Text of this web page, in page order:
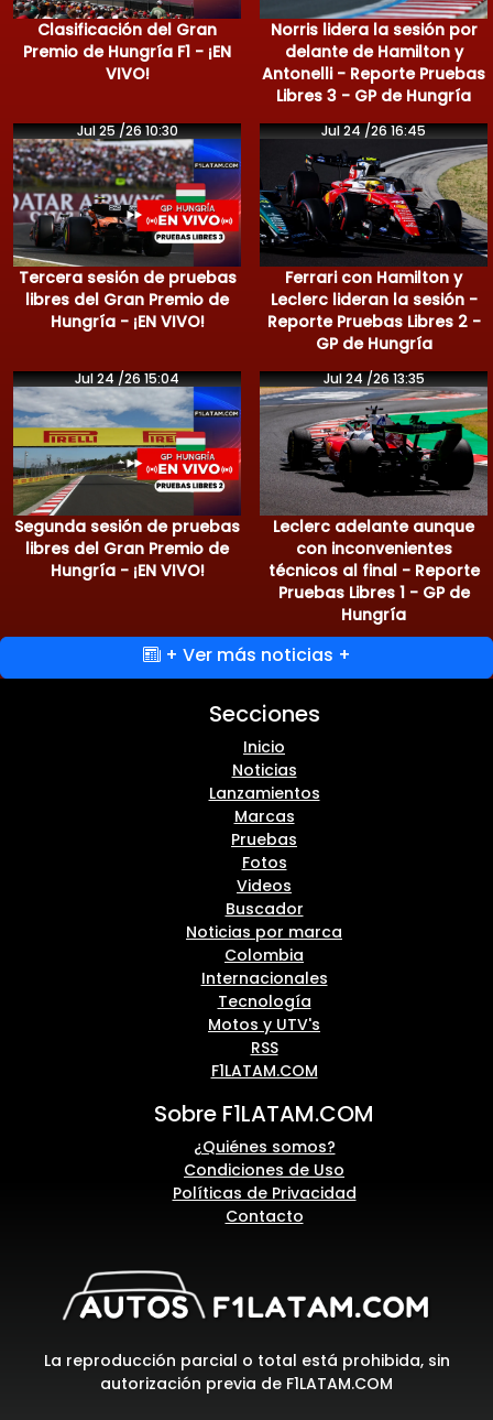
Clasificación del Gran
Premio de Hungría F1 - ¡EN
VIVO!
Norris lidera la sesión por
delante de Hamilton y
Antonelli - Reporte Pruebas
Libres 3 - GP de Hungría
Jul 25 /26 10:30
Tercera sesión de pruebas
libres del Gran Premio de
Hungría - ¡EN VIVO!
Jul 24 /26 16:45
Ferrari con Hamilton y
Leclerc lideran la sesión -
Reporte Pruebas Libres 2 -
GP de Hungría
Jul 24 /26 15:04
Segunda sesión de pruebas
libres del Gran Premio de
Hungría - ¡EN VIVO!
Jul 24 /26 13:35
Leclerc adelante aunque
con inconvenientes
técnicos al final - Reporte
Pruebas Libres 1 - GP de
Hungría
+ Ver más noticias +
Secciones
Inicio
Noticias
Lanzamientos
Marcas
Pruebas
Fotos
Videos
Buscador
Noticias por marca
Colombia
Internacionales
Tecnología
Motos y UTV's
RSS
F1LATAM.COM
Sobre F1LATAM.COM
¿Quiénes somos?
Condiciones de Uso
Políticas de Privacidad
Contacto
La reproducción parcial o total está prohibida, sin
autorización previa de F1LATAM.COM